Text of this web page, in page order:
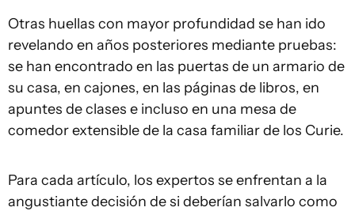
Otras huellas con mayor profundidad se han ido
revelando en años posteriores mediante pruebas:
se han encontrado en las puertas de un armario de
su casa, en cajones, en las páginas de libros, en
apuntes de clases e incluso en una mesa de
comedor extensible de la casa familiar de los Curie.
Para cada artículo, los expertos se enfrentan a la
angustiante decisión de si deberían salvarlo como